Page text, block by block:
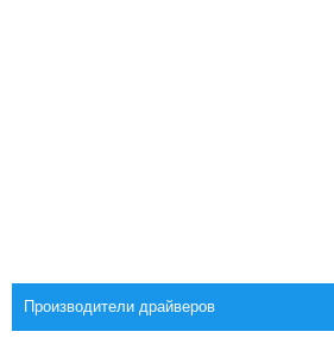
Производители драйверов